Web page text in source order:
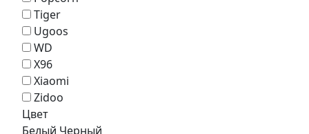
Tiger
Ugoos
WD
X96
Xiaomi
Zidoo
Цвет
Белый Черный